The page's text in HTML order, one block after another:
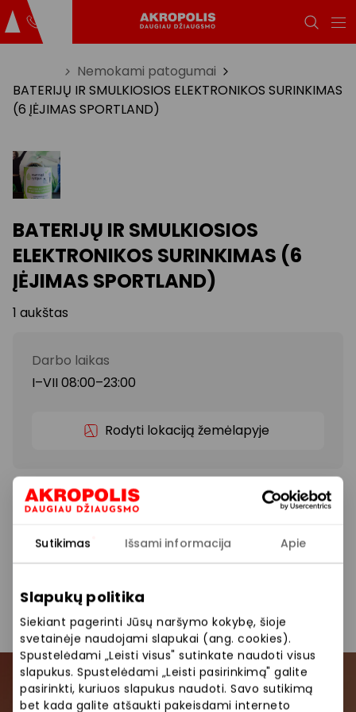
Sutikimas Išsami informacija Apie
Slapukų politika
Siekiant pagerinti Jūsų naršymo kokybę, šioje
svetainėje naudojami slapukai (ang. cookies).
Spustelėdami „Leisti visus" sutinkate naudoti visus
slapukus. Spustelėdami „Leisti pasirinkimą" galite
pasirinkti, kuriuos slapukus naudoti. Savo sutikimą
bet kada galite atšaukti pakeisdami interneto
Nemokami patogumai
BATERIJŲ IR SMULKIOSIOS ELEKTRONIKOS SURINKIMAS
(6 ĮĖJIMAS SPORTLAND)
BATERIJŲ IR SMULKIOSIOS
ELEKTRONIKOS SURINKIMAS (6
ĮĖJIMAS SPORTLAND)
1 aukštas
Darbo laikas
I–VII 08:00–23:00
Rodyti lokaciją žemėlapyje
Čia galite palikti panaudotas baterijas ir smulkią
elektroniką.
Baterijų surinkimas Nemokami patogumai
Prisijunkite prie mūsų